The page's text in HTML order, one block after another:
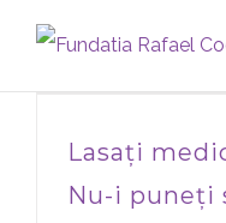
Lasați
Nu-i puneți